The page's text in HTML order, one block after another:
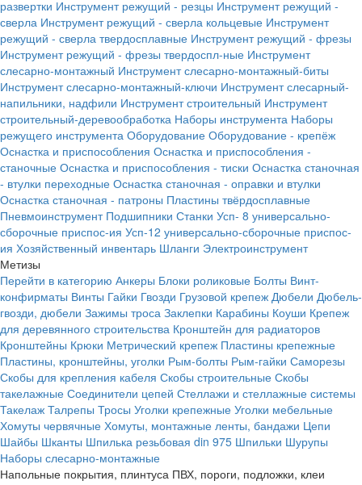
развертки Инструмент режущий - резцы Инструмент режущий -
сверла Инструмент режущий - сверла кольцевые Инструмент
режущий - сверла твердосплавные Инструмент режущий - фрезы
Инструмент режущий - фрезы твердоспл-ные Инструмент
слесарно-монтажный Инструмент слесарно-монтажный-биты
Инструмент слесарно-монтажный-ключи Инструмент слесарный-
напильники, надфили Инструмент строительный Инструмент
строительный-деревообработка Наборы инструмента Наборы
режущего инструмента Оборудование Оборудование - крепёж
Оснастка и приспособления Оснастка и приспособления -
станочные Оснастка и приспособления - тиски Оснастка станочная
- втулки переходные Оснастка станочная - оправки и втулки
Оснастка станочная - патроны Пластины твёрдосплавные
Пневмоинструмент Подшипники Станки Усп- 8 универсально-
сборочные приспос-ия Усп-12 универсально-сборочные приспос-
ия Хозяйственный инвентарь Шланги Электроинструмент
Метизы
Перейти в категорию Анкеры Блоки роликовые Болты Винт-
конфирматы Винты Гайки Гвозди Грузовой крепеж Дюбели Дюбель-
гвозди, дюбели Зажимы троса Заклепки Карабины Коуши Крепеж
для деревянного строительства Кронштейн для радиаторов
Кронштейны Крюки Метрический крепеж Пластины крепежные
Пластины, кронштейны, уголки Рым-болты Рым-гайки Саморезы
Скобы для крепления кабеля Скобы строительные Скобы
такелажные Соединители цепей Стеллажи и стеллажные системы
Такелаж Талрепы Тросы Уголки крепежные Уголки мебельные
Хомуты червячные Хомуты, монтажные ленты, бандажи Цепи
Шайбы Шканты Шпилька резьбовая din 975 Шпильки Шурупы
Наборы слесарно-монтажные
Напольные покрытия, плинтуса ПВХ, пороги, подложки, клеи